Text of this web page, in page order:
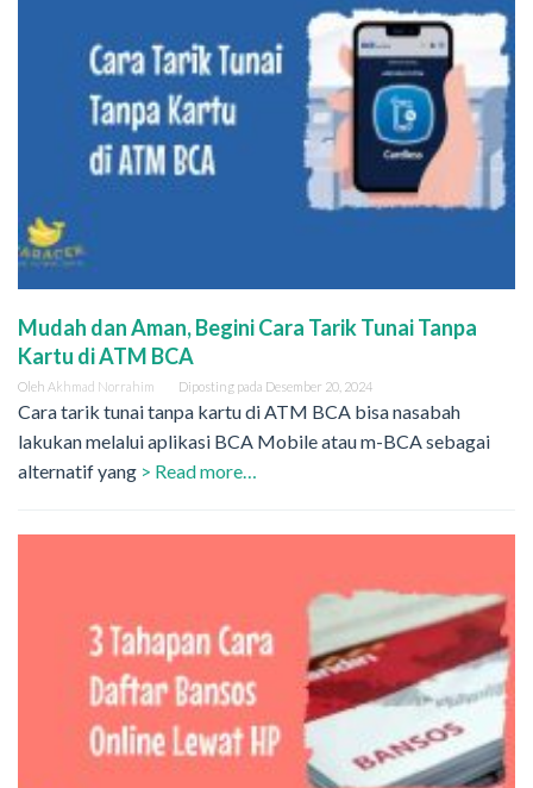
Mudah dan Aman, Begini Cara Tarik Tunai Tanpa
Kartu di ATM BCA
Oleh Akhmad Norrahim Diposting pada Desember 20, 2024
Cara tarik tunai tanpa kartu di ATM BCA bisa nasabah
lakukan melalui aplikasi BCA Mobile atau m-BCA sebagai
alternatif yang > Read more…